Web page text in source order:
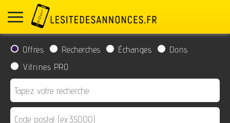
Offres Recherches Échanges
Dons
Vitrines PRO